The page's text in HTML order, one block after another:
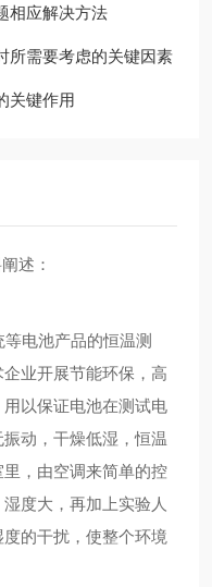
相应解决方法
所需要考虑的关键因素
关键作用
述：
电池产品的恒温测
业开展节能环保，高
以保证电池在测试电
动，干燥低湿，恒温
，由空调来简单的控
度大，再加上实验人
的干扰，使整个环境